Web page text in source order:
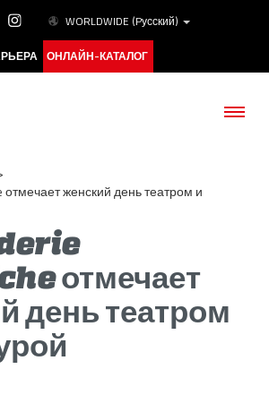
WORLDWIDE (Pусский)
ОНЛАЙН-КАТАЛОГ
женский день театром и
отмечает
день театром